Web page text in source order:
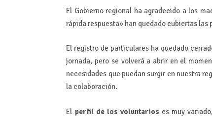
El Gobierno regional ha agradecido a los
rápida respuesta» han quedado cubiertas
El registro de particulares ha quedado
jornada, pero se volverá a abrir en el
necesidades que puedan surgir en nuestra
la colaboración.
El perfil de los voluntarios es muy